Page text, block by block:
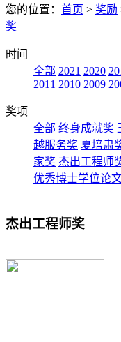
您的位置： 首页 > 奖励
奖
时间
全部 2021 2020
2011 2010 2009
奖项
全部 终身成就奖
越服务奖 夏培肃
家奖 杰出工程师
优秀博士学位论
杰出工程师奖